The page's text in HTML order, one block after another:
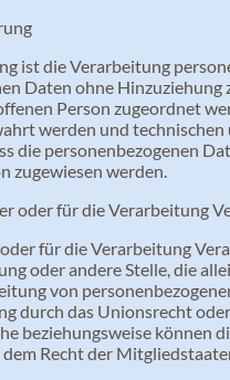
ist die Verarbeitung
Daten ohne
Person zugeordnet
werden und
die personenbezogenen
zugewiesen werden.
oder für die Verarbeitung
für die Verarbeitung
oder andere Stelle, die
von
durch das Unionsrecht
beziehungsweise können
Recht der